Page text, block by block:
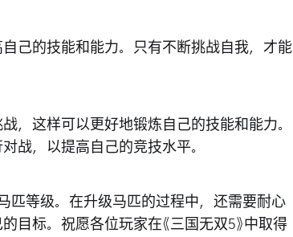
己的技能和能力。只有不断挑战自我，才能
，这样可以更好地锻炼自己的技能和能力。
战，以提高自己的竞技水平。
匹等级。在升级马匹的过程中，还需要耐心
目标。祝愿各位玩家在《三国无双5》中取得